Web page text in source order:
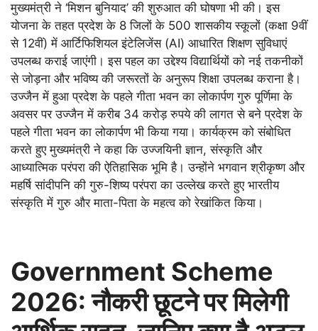
मुख्यमंत्री ने ‘मिशन बुनियाद’ की शुरुआत की घोषणा भी की। इस
योजना के तहत प्रदेश के 8 जिलों के 500 शासकीय स्कूलों (कक्षा 9वीं
से 12वीं) में आर्टिफिशियल इंटेलिजेंस (AI) आधारित शिक्षण सुविधाएं
उपलब्ध कराई जाएंगी। इस पहल का उद्देश्य विद्यार्थियों को नई तकनीकों
से जोड़ना और भविष्य की जरूरतों के अनुरूप शिक्षा उपलब्ध कराना है।
उज्जैन में हुआ प्रदेश के पहले गीता भवन का लोकार्पण गुरु पूर्णिमा के
अवसर पर उज्जैन में करीब 34 करोड़ रुपये की लागत से बने प्रदेश के
पहले गीता भवन का लोकार्पण भी किया गया। कार्यक्रम को संबोधित
करते हुए मुख्यमंत्री ने कहा कि उज्जयिनी ज्ञान, संस्कृति और
आध्यात्मिक परंपरा की ऐतिहासिक भूमि है। उन्होंने भगवान श्रीकृष्ण और
महर्षि सांदीपनि की गुरु-शिष्य परंपरा का उल्लेख करते हुए भारतीय
संस्कृति में गुरु और माता-पिता के महत्व को रेखांकित किया।
Government Scheme
2026: नौकरी छूटने पर मिलेगी